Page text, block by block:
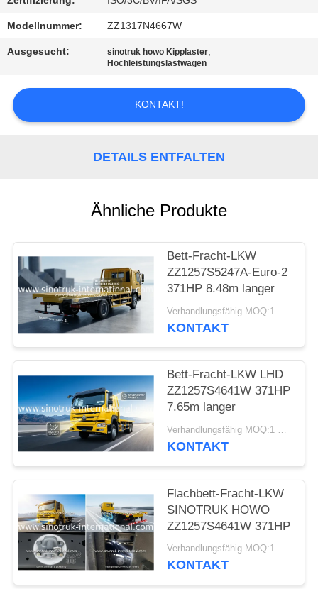
BITTE
UM
ANGEBOT
Modellnummer: ZZ1317N4667W
Ausgesucht: sinotruk howo Kipplaster,
Hochleistungslastwagen
KONTAKT!
DETAILS ENTFALTEN
Ähnliche Produkte
Bett-Fracht-LKW
ZZ1257S5247A-Euro-2
371HP 8.48m langer
Verhandlungsfähig MOQ:1 Einheit
KONTAKT
Bett-Fracht-LKW LHD
ZZ1257S4641W 371HP
7.65m langer
Verhandlungsfähig MOQ:1 Einheit
KONTAKT
Flachbett-Fracht-LKW
SINOTRUK HOWO
ZZ1257S4641W 371HP
Verhandlungsfähig MOQ:1 Einheit
KONTAKT